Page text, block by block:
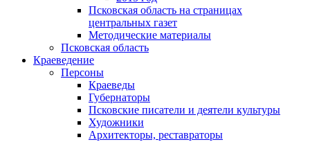
Псковская область на страницах
центральных газет
Методические материалы
Псковская область
Краеведение
Персоны
Краеведы
Губернаторы
Псковские писатели и деятели культуры
Художники
Архитекторы, реставраторы